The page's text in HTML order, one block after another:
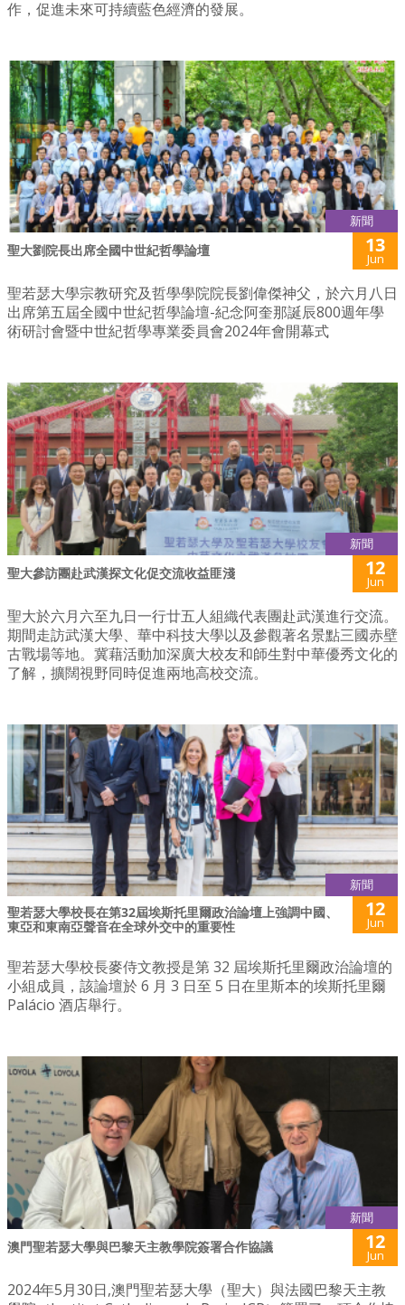
作，促進未來可持續藍色經濟的發展。
新聞
聖大劉院長出席全國中世紀哲學論壇 13
Jun
聖若瑟大學宗教研究及哲學學院院長劉偉傑神父，於六月八日
出席第五屆全國中世紀哲學論壇-紀念阿奎那誕辰800週年學
術研討會暨中世紀哲學專業委員會2024年會開幕式
新聞
聖大參訪團赴武漢探文化促交流收益匪淺 12
Jun
聖大於六月六至九日一行廿五人組織代表團赴武漢進行交流。
期間走訪武漢大學、華中科技大學以及參觀著名景點三國赤壁
古戰場等地。冀藉活動加深廣大校友和師生對中華優秀文化的
了解，擴闊視野同時促進兩地高校交流。
新聞
聖若瑟大學校長在第32屆埃斯托里爾政治論壇上強調中國、
東亞和東南亞聲音在全球外交中的重要性
12
Jun
聖若瑟大學校長麥侍文教授是第 32 屆埃斯托里爾政治論壇的
小組成員，該論壇於 6 月 3 日至 5 日在里斯本的埃斯托里爾
Palácio 酒店舉行。
新聞
澳門聖若瑟大學與巴黎天主教學院簽署合作協議 12
Jun
2024年5月30日,澳門聖若瑟大學（聖大）與法國巴黎天主教